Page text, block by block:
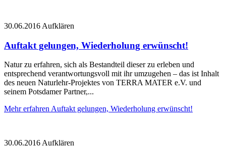
30.06.2016 Aufklären
Auftakt gelungen, Wiederholung erwünscht!
Natur zu erfahren, sich als Bestandteil dieser zu erleben und
entsprechend verantwortungsvoll mit ihr umzugehen – das ist Inhalt
des neuen Naturlehr-Projektes von TERRA MATER e.V. und
seinem Potsdamer Partner,...
Mehr erfahren Auftakt gelungen, Wiederholung erwünscht!
30.06.2016 Aufklären